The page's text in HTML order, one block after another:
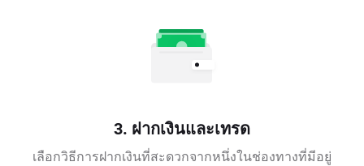
3. ฝากเงินและเทรด
เลือกวิธีการฝากเงินที่สะดวกจากหนึ่งในช่องทางที่มีอยู่